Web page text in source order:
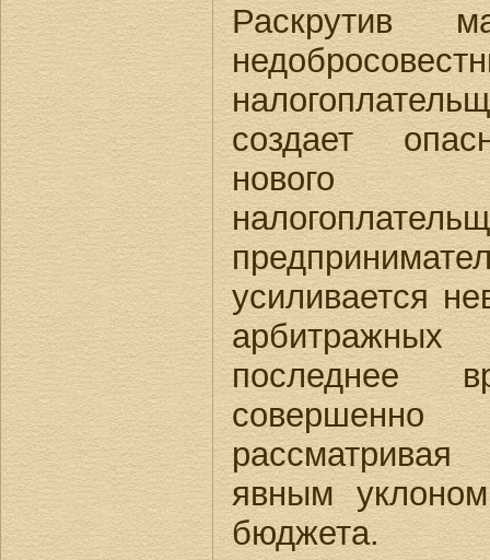
Раскрутив
создает
нового
усиливается
последнее
явным
бюджета.